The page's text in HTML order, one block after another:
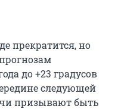
прекратится, но
до +23 градусов
следующей
призывают быть